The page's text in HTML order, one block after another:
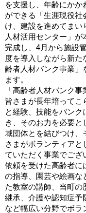
を支援し、年齢にかか
ができる「生涯現役社
け、建設を進めてまい
人材活用センター」が
完成し、4月から施設
度を導入しながら新た
齢者人材バンク事業」
ます。
「高齢者人材バンク
皆さまが長年培ってこ
と経験、技能をバンク
き、そのお力を必要と
域団体とを結びつけ、
さまがボランティアと
ていただく事業でござ
依頼を受けた高齢者に
の指導、園芸や絵画な
た教室の講師、当町の
継承、介護や認知症予
など幅広い分野でボラ